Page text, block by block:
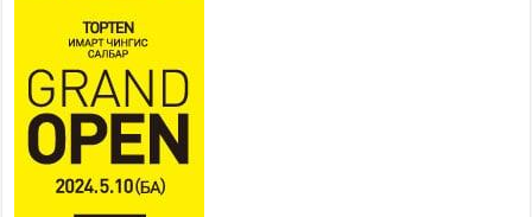
Үндэсний их сурын харваанд 850 харваач цэц
мэргэнээ сорьж байна
2026 оны 7 сар 15 / 11 цаг 03 минут
Төв цэнгэлдэхийн эргэн тойронд
2026 оны 7 сар 15 / 10 цаг 58 минут
Үндэсний их баяр наадмын шагайн харваа
насанд хүрэгчдийн багийн харваагаар